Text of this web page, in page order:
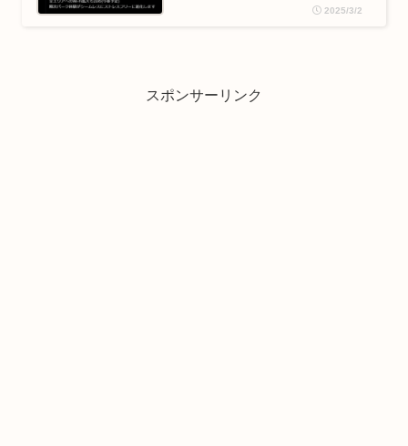
2025/3/2
スポンサーリンク